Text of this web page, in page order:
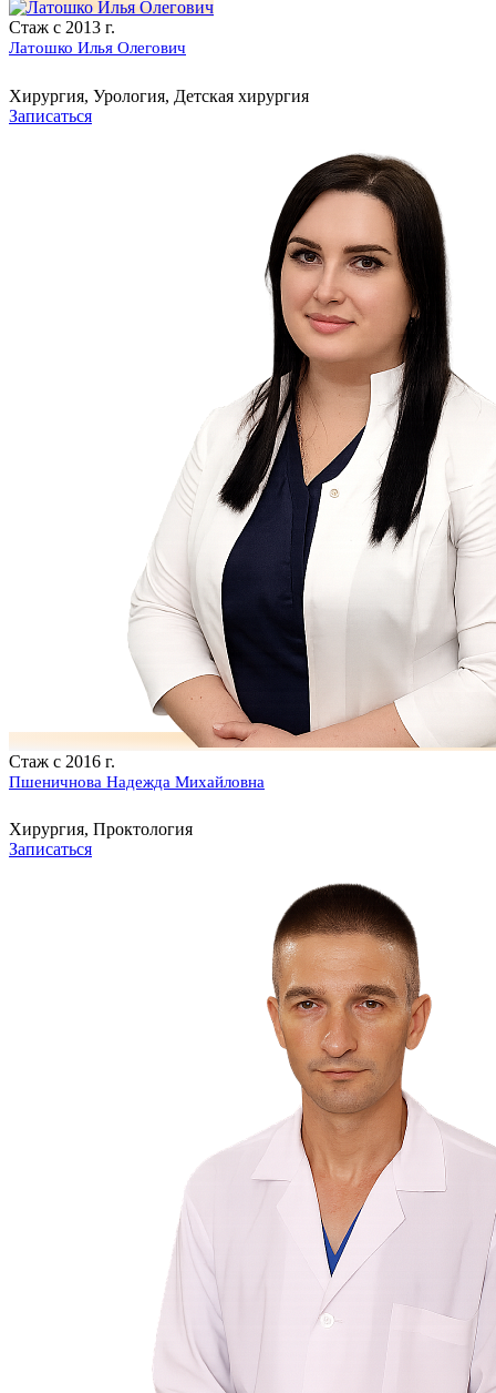
Стаж с 2013 г.
Латошко Илья Олегович
Хирургия, Урология, Детская хирургия
Записаться
Стаж с 2016 г.
Пшеничнова Надежда Михайловна
Хирургия, Проктология
Записаться